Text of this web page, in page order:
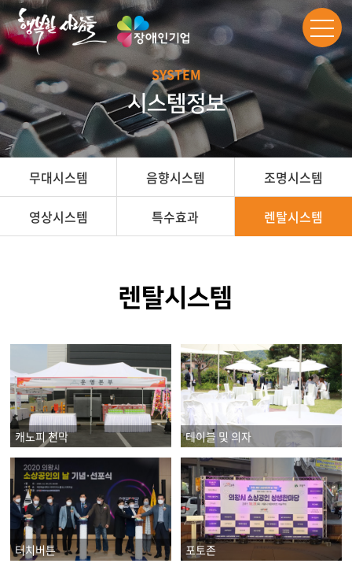
SYSTEM
시스템정보
무대시스템 음향시스템 조명시스템
영상시스템 특수효과 렌탈시스템
렌탈시스템
캐노피 천막 테이블 및 의자
터치버튼 포토존